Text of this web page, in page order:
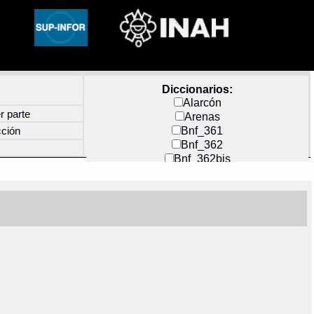
Diccionarios:
Alarcón
Arenas
Bnf_361
Bnf_362
Bnf_362bis
Docs_México
parte